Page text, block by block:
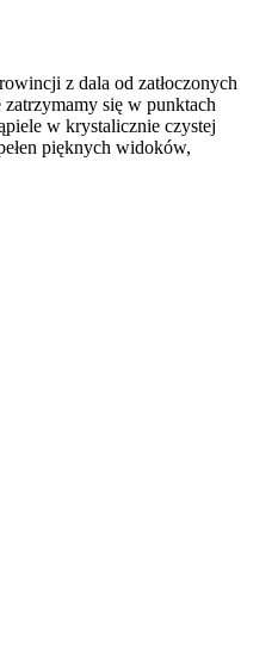
z dala od zatłoczonych
się w punktach
w krystalicznie czystej
pięknych widoków,